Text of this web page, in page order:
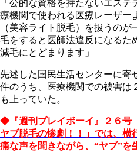
「公的な資格を持たないエス
療機関で使われる医療レーザー
（美容ライト脱毛）を扱うの
毛をすると医師法違反になるた
減毛にとどまります」
先述した国民生活センターに寄
件のうち、医療機関での被害は
も上っていた。
◆『週刊プレイボーイ』２６号
ヤブ脱毛の惨劇！！」では、横
痛な声を聞きながら、“ヤブ”を